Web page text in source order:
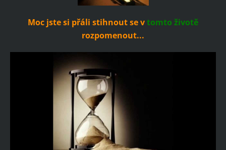
Moc jste si přáli stihnout se vtomto životě
rozpomenout...